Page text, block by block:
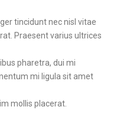
tincidunt nec nisl vitae
Praesent varius ultrices
pharetra, dui mi
mi ligula sit amet
mollis placerat.